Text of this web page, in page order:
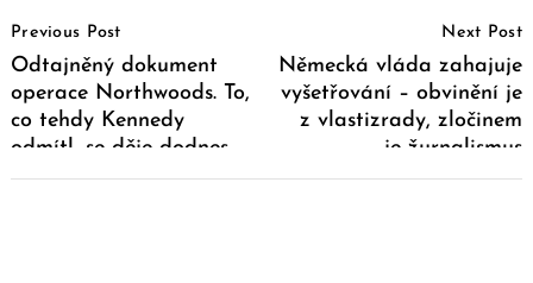
Navigation
Previous Post
Odtajněný dokument
operace Northwoods. To,
co tehdy Kennedy
odmítl, se děje dodnes
Next Post
Německá vláda zahajuje
vyšetřování – obvinění je
z vlastizrady, zločinem
je žurnalismus